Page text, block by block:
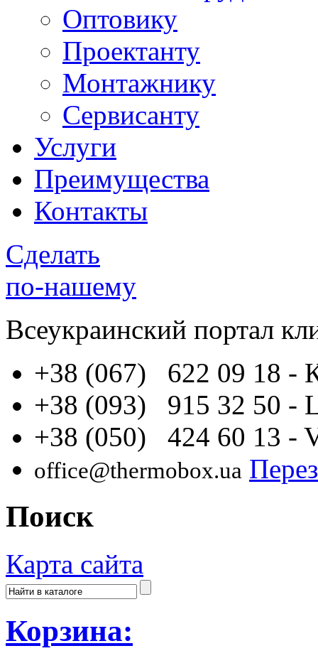
Оптовику
Проектанту
Монтажнику
Сервисанту
Услуги
Преимущества
Контакты
Сделать
по-нашему
Всеукраинский портал
+38 (067) 622 09 18 -
+38 (093) 915 32 50 -
+38 (050) 424 60 13 -
office@thermobox.ua
Поиск
Карта сайта
Корзина: